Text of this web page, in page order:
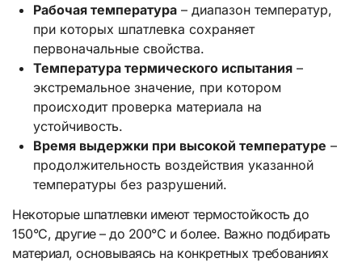
Рабочая температура– диапазон температур,
при которых шпатлевка сохраняет
первоначальные свойства.
Температура термического испытания–
экстремальное значение, при котором
происходит проверка материала на
устойчивость.
Время выдержки при высокой температуре –
продолжительность воздействия указанной
температуры без разрушений.
Некоторые шпатлевки имеют термостойкость до
150°C, другие – до 200°C и более. Важно подбирать
материал, основываясь на конкретных требованиях